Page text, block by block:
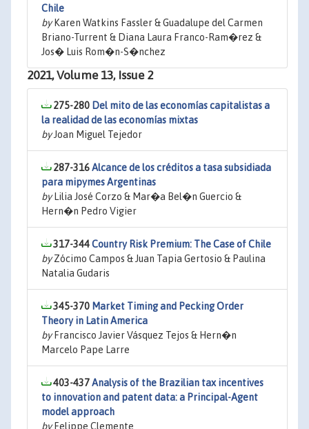
Chile
byKaren Watkins Fassler & Guadalupe del Carmen
Briano-Turrent & Diana Laura Franco-Ram�rez &
Jos� Luis Rom�n-S�nchez
2021, Volume 13, Issue 2
275-280 Del mito de las economías capitalistas a
la realidad de las economías mixtas
byJoan Miguel Tejedor
287-316Alcance de los créditos a tasa subsidiada
para mipymes Argentinas
byLilia José Corzo & Mar�a Bel�n Guercio &
Hern�n Pedro Vigier
317-344Country Risk Premium: The Case of Chile
byZócimo Campos & Juan Tapia Gertosio & Paulina
Natalia Gudaris
345-370 Market Timing and Pecking Order
Theory in Latin America
byFrancisco Javier Vásquez Tejos & Hern�n
Marcelo Pape Larre
403-437Analysis of the Brazilian tax incentives
to innovation and patent data: a Principal-Agent
model approach
byFelippe Clemente